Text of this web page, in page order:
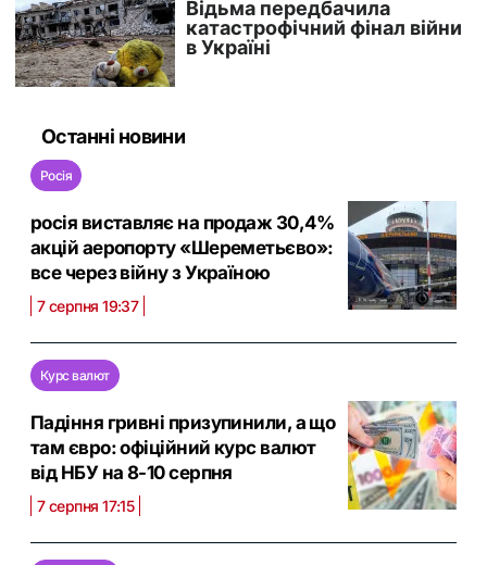
Останні новини
Росія
росія виставляє на продаж 30,4%
акцій аеропорту «Шереметьєво»:
все через війну з Україною
7 серпня 19:37
Курс валют
Падіння гривні призупинили, а що
там євро: офіційний курс валют
від НБУ на 8-10 серпня
7 серпня 17:15